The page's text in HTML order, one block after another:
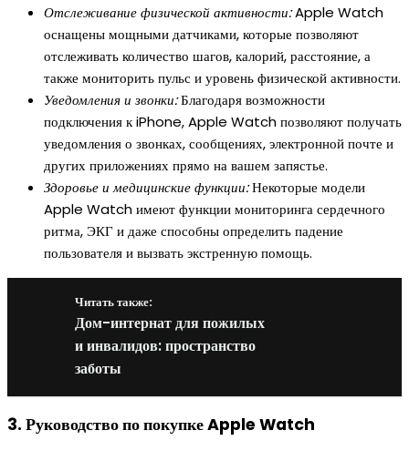
Отслеживание физической активности:Apple Watch
оснащены мощными датчиками, которые позволяют
отслеживать количество шагов, калорий, расстояние, а
также мониторить пульс и уровень физической активности.
Уведомления и звонки:Благодаря возможности
подключения к iPhone, Apple Watch позволяют получать
уведомления о звонках, сообщениях, электронной почте и
других приложениях прямо на вашем запястье.
Здоровье и медицинские функции:Некоторые модели
Apple Watch имеют функции мониторинга сердечного
ритма, ЭКГ и даже способны определить падение
пользователя и вызвать экстренную помощь.
Читать также:
Дом-интернат для пожилых
и инвалидов: пространство
заботы
3. Руководство по покупке Apple Watch